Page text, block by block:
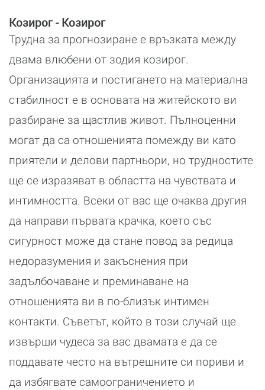
Козирог - Козирог
Трудна за прогнозиране е връзката между
двама влюбени от зодия козирог.
Организацията и постигането на материална
стабилност е в основата на житейското ви
разбиране за щастлив живот. Пълноценни
могат да са отношенията помежду ви като
приятели и делови партньори, но трудностите
ще се изразяват в областта на чувствата и
интимността. Всеки от вас ще очаква другия
да направи първата крачка, което със
сигурност може да стане повод за редица
недоразумения и закъснения при
задълбочаване и преминаване на
отношенията ви в по-близък интимен
контакти. Съветът, който в този случай ще
извърши чудеса за вас двамата е да се
поддавате често на вътрешните си пориви и
да избягвате самоограничението и